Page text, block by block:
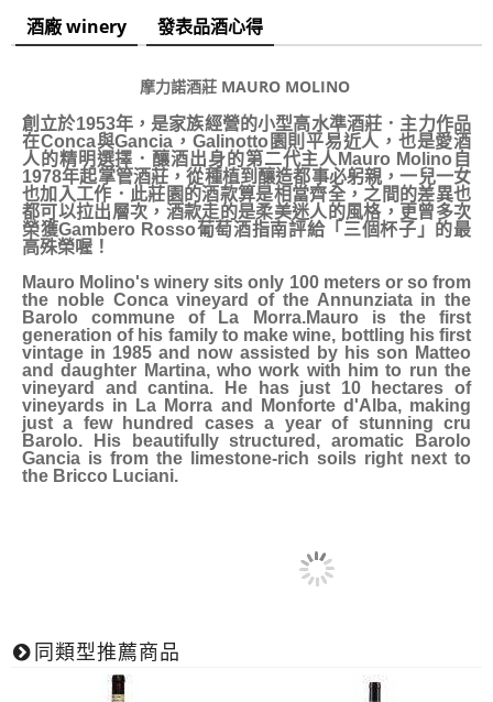
酒廠 winery 發表品酒心得
摩力諾酒莊 MAURO MOLINO
創立於1953年，是家族經營的小型高水準酒莊．主力作品
在Conca與Gancia，Galinotto園則平易近人，也是愛酒
人的精明選擇．釀酒出身的第二代主人Mauro Molino自
1978年起掌管酒莊，從種植到釀造都事必躬親，一兒一女
也加入工作．此莊園的酒款算是相當齊全，之間的差異也
都可以拉出層次，酒款走的是柔美迷人的風格，更曾多次
榮獲Gambero Rosso葡萄酒指南評給「三個杯子」的最
高殊榮喔！
Mauro Molino's winery sits only 100 meters or so from
the noble Conca vineyard of the Annunziata in the
Barolo commune of La Morra.Mauro is the first
generation of his family to make wine, bottling his first
vintage in 1985 and now assisted by his son Matteo
and daughter Martina, who work with him to run the
vineyard and cantina. He has just 10 hectares of
vineyards in La Morra and Monforte d'Alba, making
just a few hundred cases a year of stunning cru
Barolo. His beautifully structured, aromatic Barolo
Gancia is from the limestone-rich soils right next to
the Bricco Luciani.
同類型推薦商品